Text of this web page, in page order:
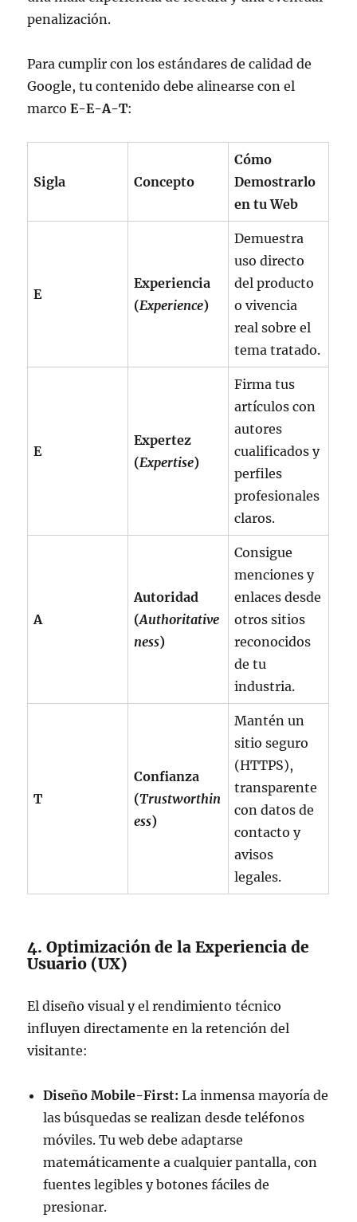
penalización.
Para cumplir con los estándares de calidad de
Google, tu contenido debe alinearse con el
marcoE-E-A-T:
Sigla Concepto
Cómo
Demostrarlo
en tu Web
E
Experiencia
(Experience)
Demuestra
uso directo
del producto
o vivencia
real sobre el
tema tratado.
E
Expertez
(Expertise)
Firma tus
artículos con
autores
cualificados y
perfiles
profesionales
claros.
A
Autoridad
(Authoritative
ness)
Consigue
menciones y
enlaces desde
otros sitios
reconocidos
de tu
industria.
T
Confianza
(Trustworthin
ess)
Mantén un
sitio seguro
(HTTPS),
transparente
con datos de
contacto y
avisos
legales.
4. Optimización de la Experiencia de
Usuario (UX)
El diseño visual y el rendimiento técnico
influyen directamente en la retención del
visitante:
Diseño Mobile-First: La inmensa mayoría de
las búsquedas se realizan desde teléfonos
móviles. Tu web debe adaptarse
matemáticamente a cualquier pantalla, con
fuentes legibles y botones fáciles de
presionar.